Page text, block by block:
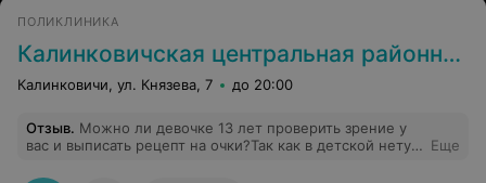
ПОЛИКЛИНИКА
Калинковичская центральная районная поликлиника
Калинковичи, ул. Князева, 7 до 20:00
Отзыв. Можно ли девочке 13 лет проверить зрение у
вас и выписать рецепт на очки?Так как в детской нету
Еще